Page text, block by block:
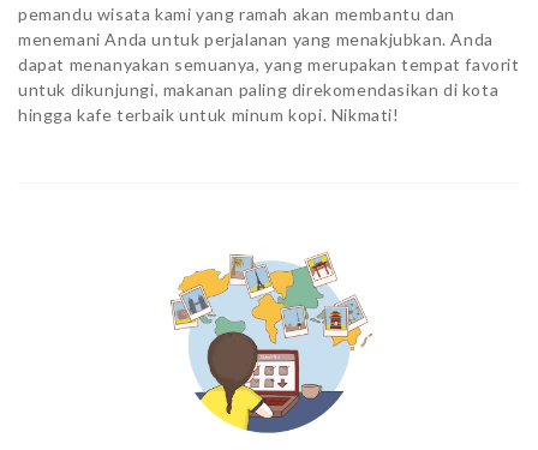
pemandu wisata kami yang ramah akan membantu dan
menemani Anda untuk perjalanan yang menakjubkan. Anda
dapat menanyakan semuanya, yang merupakan tempat favorit
untuk dikunjungi, makanan paling direkomendasikan di kota
hingga kafe terbaik untuk minum kopi. Nikmati!